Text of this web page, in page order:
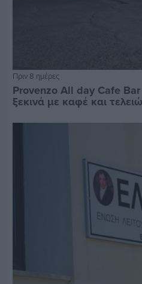
Πριν 8 ημέρες
Provenzo All day Cafe
ξεκινά με καφέ και